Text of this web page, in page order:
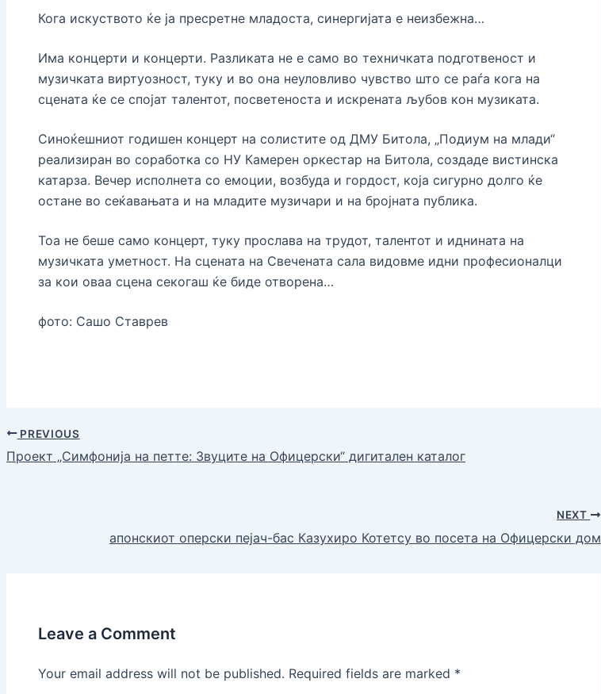
Кога искуството ќе ја пресретне младоста, синергијата е неизбежна…
Има концерти и концерти. Разликата не е само во техничката подготвеност и
музичката виртуозност, туку и во она неуловливо чувство што се раѓа кога на
сцената ќе се спојат талентот, посветеноста и искрената љубов кон музиката.
Синоќешниот годишен концерт на солистите од ДМУ Битола, „Подиум на млади“
реализиран во соработка со НУ Камерен оркестар на Битола, создаде вистинска
катарза. Вечер исполнета со емоции, возбуда и гордост, која сигурно долго ќе
остане во сеќавањата и на младите музичари и на бројната публика.
Тоа не беше само концерт, туку прослава на трудот, талентот и иднината на
музичката уметност. На сцената на Свечената сала видовме идни професионалци
за кои оваа сцена секогаш ќе биде отворена…
фото: Сашо Ставрев
PREVIOUS
Проект „Симфонија на петте: Звуците на Офицерски“ дигитален каталог
NEXT
апонскиот оперски пејач-бас Казухиро Котетсу во посета на Офицерски дом
Leave a Comment
Your email address will not be published. Required fields are marked *